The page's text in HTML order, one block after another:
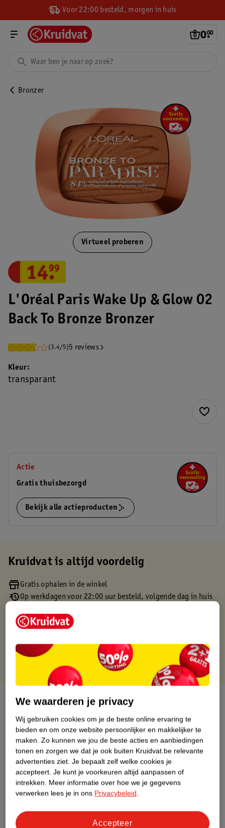
Voor 22:00 besteld, morgen in huis
0.
00
Bronzer
Virtueel proberen
L'Oréal Paris Wake Up & Glow 02
Back To Bronze Bronzer
(3.4/5)5 reviews
14.
99
Kleur
transparant
Actie
Gratis thuisbezorgd
Bekijk alle actieproducten
Kruidvat is altijd voordelig
Gratis ophalen in de winkel
Op werkdagen voor 22:00 uur besteld, volgende dag in huis
Gratis retourneren binnen 30 dagen
Over dit product
Productinformatie
Etiketinformatie
Nature Impact Score
Dit product heeft (nog) geen Nature
Meer informatie
We waarderen je privacy
Wij gebruiken cookies om je de beste online ervaring te
bieden en om onze website persoonlijker en makkelijker te
maken. Zo kunnen we jou de beste acties en aanbiedingen
tonen en zorgen we dat je ook buiten Kruidvat.be relevante
advertenties ziet. Je bepaalt zelf welke cookies je
accepteert. Je kunt je voorkeuren altijd aanpassen of
intrekken. Meer informatie over hoe we je gegevens
verwerken lees je in ons Privacybeleid.
Accepteer